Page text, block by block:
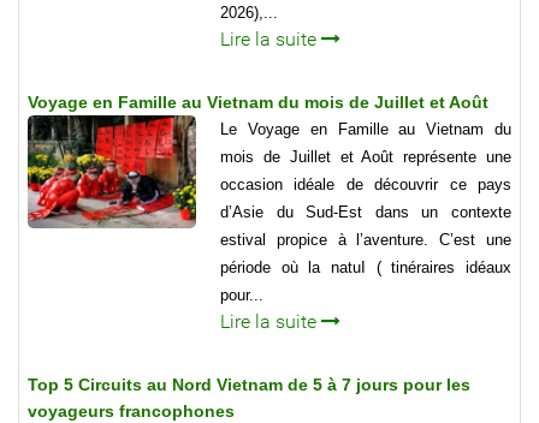
2026),...
Lire la suite
Voyage en Famille au Vietnam du mois de Juillet et Août
Le Voyage en Famille au Vietnam du
mois de Juillet et Août représente une
occasion idéale de découvrir ce pays
d’Asie du Sud-Est dans un contexte
estival propice à l’aventure. C’est une
période où la natuI ( tinéraires idéaux
pour...
Lire la suite
Top 5 Circuits au Nord Vietnam de 5 à 7 jours pour les
voyageurs francophones